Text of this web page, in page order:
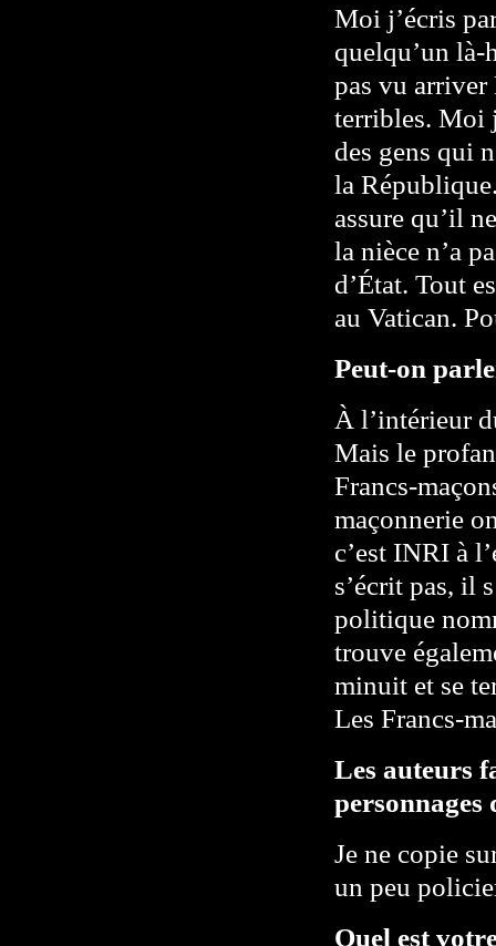
Moi j’écris
quelqu’un là-
pas vu arriver
terribles. Moi
des gens qui
la
assure qu’il
la nièce n’a
d’État. Tout
au Vatican.
Peut-on
À l’intérieur
Mais le
Francs-
maçonnerie
c’est INRI à
s’écrit pas, il
politique
trouve
minuit et se
Les Francs-
Les auteurs
personnages
Je ne copie
un peu
Quel est